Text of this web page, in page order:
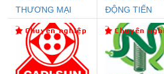
Phoenix Contact
PSR-PC20-1NO-
1NC-24DC-SP -
2700578
Phoenix Contact
PSR-SCP-
24UC/ESL4/3X1/
- 2981059
THƯƠNG MẠI
THIÊN ÂN VIỆT
NAM
ĐỘNG TIẾN
HƯNG